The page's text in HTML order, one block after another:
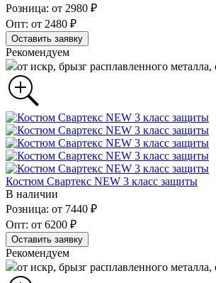
Розница: от 2980 ₽
Опт: от 2480 ₽
Оставить заявку
Рекомендуем
от искр, брызг расплавленного
Костюм Свартекс NEW 3 класс защиты
В наличии
Розница: от 7440 ₽
Опт: от 6200 ₽
Оставить заявку
Рекомендуем
от искр, брызг расплавленного